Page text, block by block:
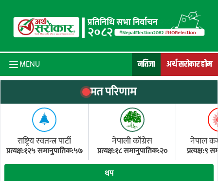
MENU नतिजा अर्थ सरोकार होम
मत परिणाम
राष्ट्रिय स्वतन्त्र पार्टी
प्रत्यक्ष:१२५ समानुपातिक:५७
नेपाली काँग्रेस
प्रत्यक्ष:१८ समानुपातिक:२०
नेपाल
प्रत्यक्ष:९
थप